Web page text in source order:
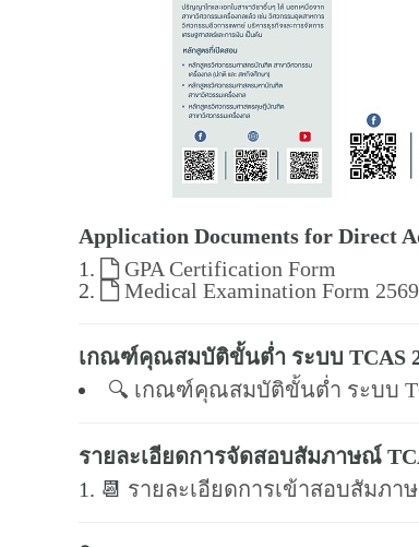
Application Documents for Direct
GPA Certification Form
Medical Examination Form 2569
เกณฑ์คุณสมบัติขั้นต่ำ ระบบ TCAS
🔍 เกณฑ์คุณสมบัติขั้นต่ำ ระบบ
รายละเอียดการจัดสอบสัมภาษณ์
📆 รายละเอียดการเข้าสอบสัมภ